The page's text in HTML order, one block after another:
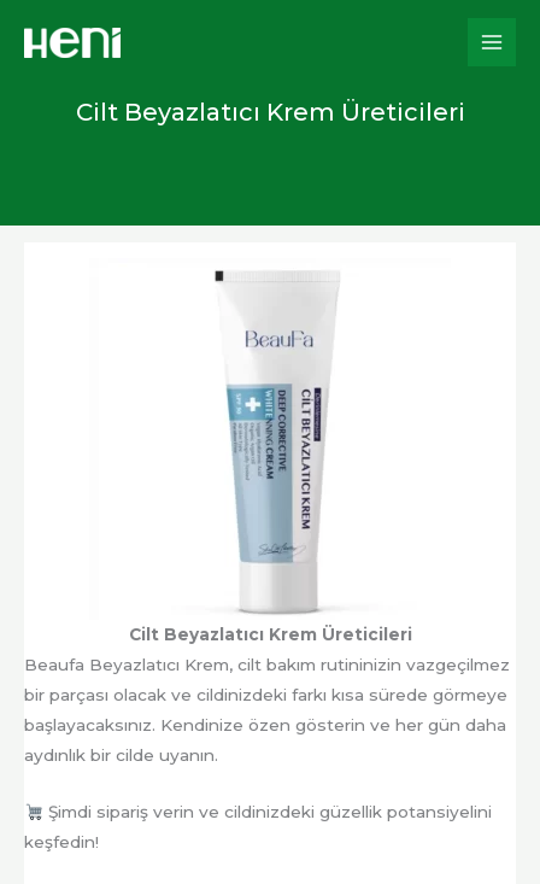
Cilt Beyazlatıcı Krem Üreticileri
Cilt Beyazlatıcı Krem Üreticileri
Beaufa Beyazlatıcı Krem, cilt bakım rutininizin vazgeçilmez
bir parçası olacak ve cildinizdeki farkı kısa sürede görmeye
başlayacaksınız. Kendinize özen gösterin ve her gün daha
aydınlık bir cilde uyanın.
Şimdi sipariş verin ve cildinizdeki güzellik potansiyelini
keşfedin!